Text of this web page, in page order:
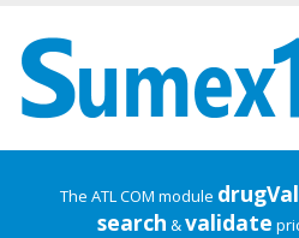
The ATL COM module
search &validate